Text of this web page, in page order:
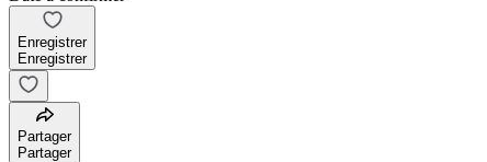
Enregistrer
Enregistrer
Partager
Partager